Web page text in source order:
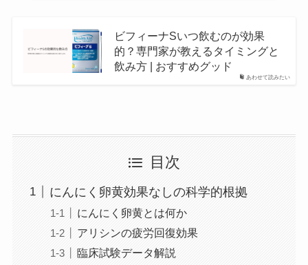
あわせて読みたい
ビフィーナSいつ飲むのが効果
的？専門家が教えるタイミングと
飲み方 | おすすめグッド
目次
にんにく卵黄効果なしの科学的根拠
にんにく卵黄とは何か
アリシンの疲労回復効果
臨床試験データ解説